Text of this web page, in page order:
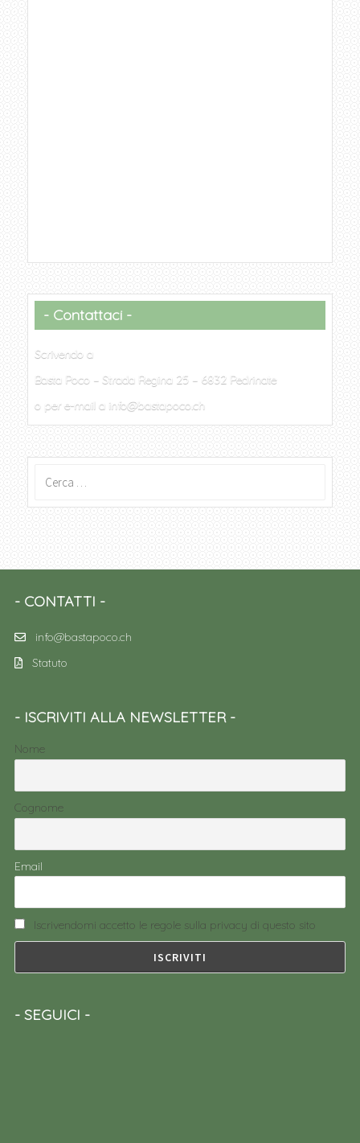
Contattaci
Scrivendo a
Basta Poco – Strada Regina 25 – 6832 Pedrinate
o per e-mail a info@bastapoco.ch
CONTATTI
info@bastapoco.ch
Statuto
ISCRIVITI ALLA NEWSLETTER
Nome
Cognome
Email
Iscrivendomi accetto le regole sulla privacy di questo sito
SEGUICI